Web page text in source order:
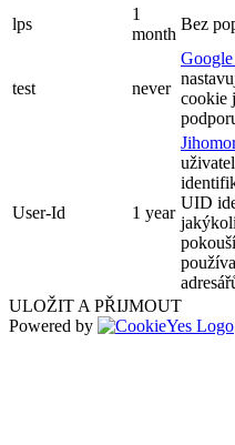
lps
1
month
Bez
test never
cookie
User-Id 1 year
UID
ULOŽIT A PŘIJMOUT
Powered by